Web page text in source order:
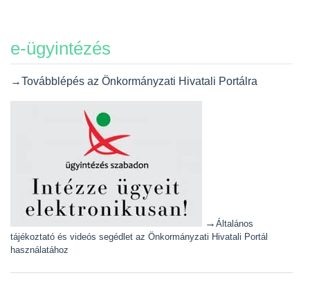
e-ügyintézés
→Továbblépés az Önkormányzati Hivatali Portálra
→ Általános
tájékoztató és videós segédlet az Önkormányzati Hivatali Portál
használatához